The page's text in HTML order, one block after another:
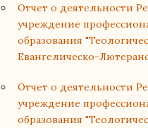
Отчет о деятельности
учреждение
образования
Евангелическо-
Отчет о деятельности
учреждение
образования